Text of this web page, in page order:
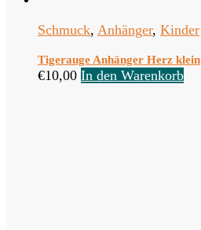
Schmuck, Anhänger, Kinder
Tigerauge Anhänger Herz klein
€10,00 In den Warenkorb